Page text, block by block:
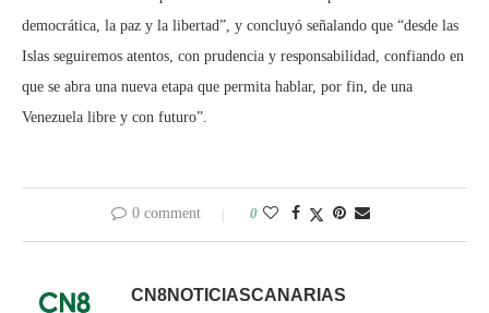
democrática, la paz y la libertad”, y concluyó señalando que “desde las
Islas seguiremos atentos, con prudencia y responsabilidad, confiando en
que se abra una nueva etapa que permita hablar, por fin, de una
Venezuela libre y con futuro”.
0 comment 0
CN8NOTICIASCANARIAS